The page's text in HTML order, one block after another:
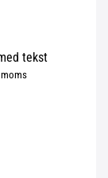
tekst
moms